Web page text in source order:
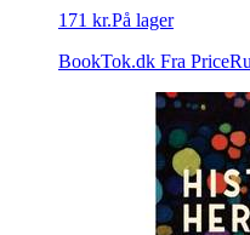
171 kr.På lager
BookTok.dk Fra